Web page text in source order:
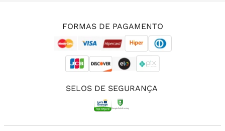
FORMAS DE PAGAMENTO
SELOS DE SEGURANÇA